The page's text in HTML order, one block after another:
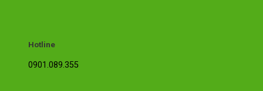
Hotline
0901.089.355